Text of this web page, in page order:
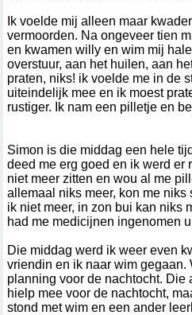
Ik voelde mij alleen maar
vermoorden. Na ongeveer tien
en kwamen willy en wim mij
overstuur, aan het huilen, aan
praten, niks! ik voelde me in de
uiteindelijk mee en ik moest
rustiger. Ik nam een pilletje en
Simon is die middag een hele
deed me erg goed en ik werd er
niet meer zitten en wou al me
allemaal niks meer, kon me
ik niet meer, in zon bui kan niks
had me medicijnen ingenomen
Die middag werd ik weer even
vriendin en ik naar wim gegaan.
planning voor de nachtocht.
hielp mee voor de nachtocht,
stond met wim en een ander